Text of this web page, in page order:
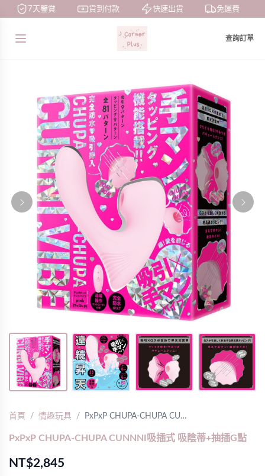
7天鑒賞 貨到付款 快速出貨 免運費
查詢訂單
首頁 情趣玩具 PxPxP CHUPA-CHUPA CU…
PxPxP CHUPA-CHUPA CUNNNI吸插式 吸陰蒂+抽插G點
NT$2,845